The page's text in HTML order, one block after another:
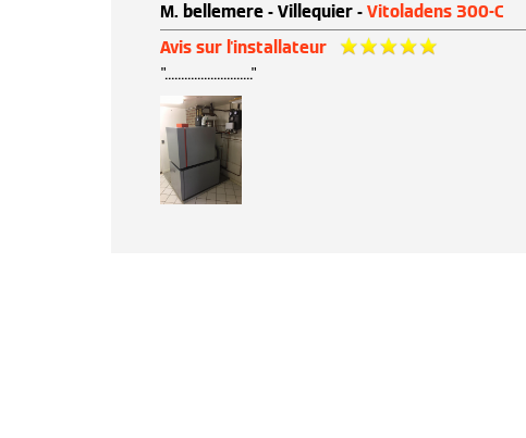
M. bellemere - Villequier - Vitoladens 300-C
Avis sur l'installateur
"..........................."